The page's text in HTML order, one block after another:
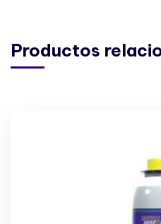
Productos